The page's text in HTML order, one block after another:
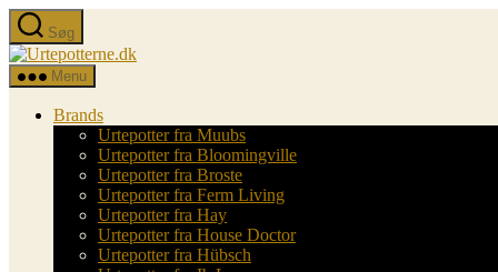
Spring
til
indholdet
Søg
Urtepotterne.dk
Menu
Brands
Urtepotter fra Muubs
Urtepotter fra Bloomingville
Urtepotter fra Broste
Urtepotter fra Ferm Living
Urtepotter fra Hay
Urtepotter fra House Doctor
Urtepotter fra Hübsch